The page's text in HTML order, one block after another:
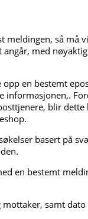
meldingen, så må
med
en bestemt
informasjonen,.
blir dette
basert på
en bestemt
samt